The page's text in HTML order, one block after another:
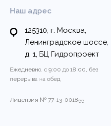
Наш адрес
125310, г. Москва,
Ленинградское шоссе,
д. 1, БЦ Гидропроект
Ежедневно, с 9:00 до 18:00, без
перерыва на обед
Лицензия № 77-13-001855